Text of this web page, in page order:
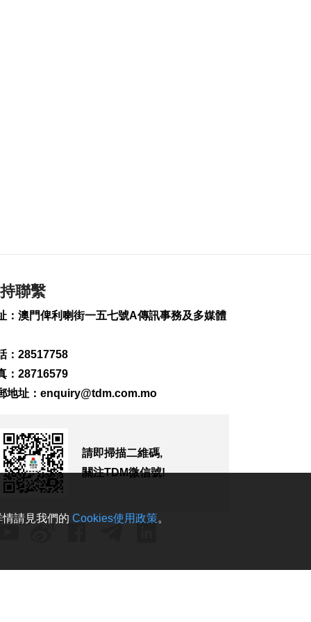
2026-08-07 19:16
2026-08-07 19:07
管傍晚基本完成止漏
2026-08-07 18:45
283
0
暑中心延長夜間開放
聯繫
：澳門俾利喇街一五七號A傳訊事務及多媒體
：28517758
：28716579
地址： enquiry@tdm.com.mo
請即掃描二維碼,
關注TDM微信號!
請見我們的 Cookies使用政策。